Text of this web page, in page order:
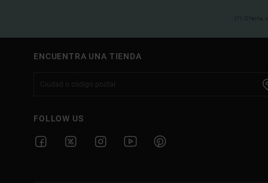
(*)
ENCUENTRA UNA TIENDA
FOLLOW US